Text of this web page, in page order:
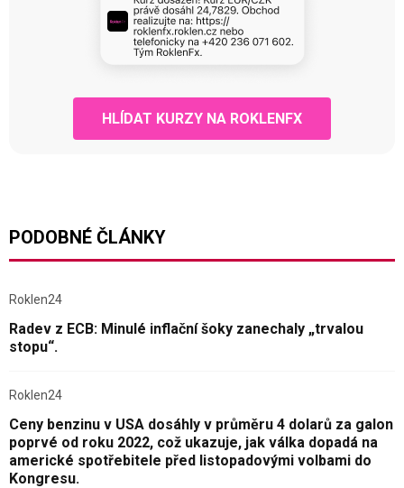
HLÍDAT KURZY NA ROKLENFX
PODOBNÉ ČLÁNKY
Roklen24
Radev z ECB: Minulé inflační šoky zanechaly „trvalou
stopu“.
Roklen24
Ceny benzinu v USA dosáhly v průměru 4 dolarů za galon
poprvé od roku 2022, což ukazuje, jak válka dopadá na
americké spotřebitele před listopadovými volbami do
Kongresu.